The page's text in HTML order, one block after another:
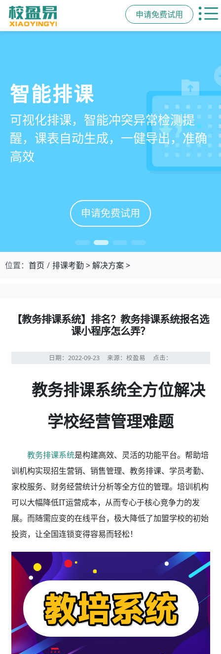
申请免费试用
管学校，用校盈易
培训机构教务管理系
统
有效提升运营管理效率45%
申请免费试用
智能排课
可视化排课，智能冲突异常检测提
醒，课表自动生成，一健导出，准确
高效
申请免费试用
课时统计
学员签到同步扣减课时，老师带课量
自动统计、汇总，数据清晰可查免扯
皮
申请免费试用
家校互动
一部手机链接教师、学员、家长，沟
通互动零距离，服务贴心铸口碑促续
费
申请免费试用
位置： 首页 排课考勤>解决方案>
【教务排课系统】排名？教务排课系统报名选
课小程序怎么弄？
日期：2022-09-23 来源：校盈易 点击：
教务排课系统全方位解决
学校经营管理难题
教务排课系统是构建高效、灵活的功能平台。帮助培
训机构实现招生营销、销售管理、教务排课、学员考勤、
家校服务、财务经营统计分析等全方位的管理。培训机构
可以大幅降低IT运营成本，从而专心于核心竞争力的发
展。而随需应变的在线平台，极大降低了加盟学校的初始
投资，让全国连锁变得容易而轻松！